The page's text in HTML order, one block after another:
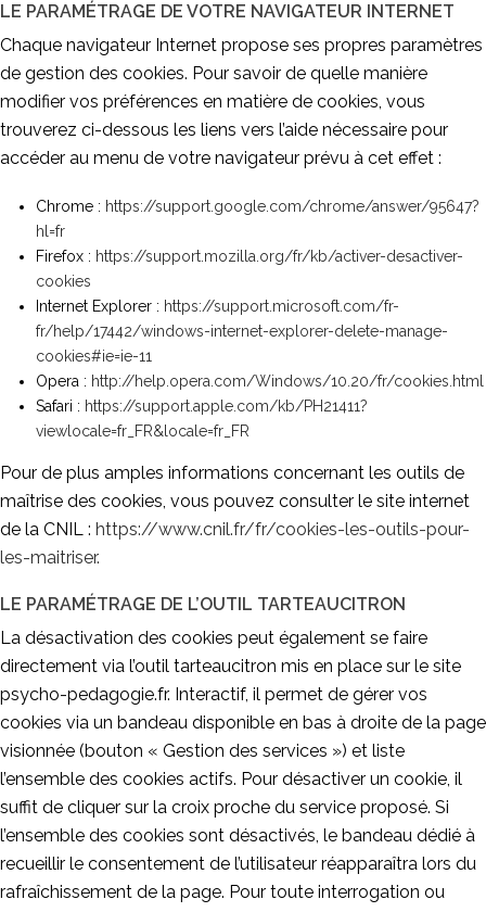
LE PARAMÉTRAGE DE VOTRE NAVIGATEUR INTERNET
Chaque navigateur Internet propose ses propres paramètres
de gestion des cookies. Pour savoir de quelle manière
modifier vos préférences en matière de cookies, vous
trouverez ci-dessous les liens vers l’aide nécessaire pour
accéder au menu de votre navigateur prévu à cet effet :
Chrome : https://support.google.com/chrome/answer/95647?
hl=fr
Firefox : https://support.mozilla.org/fr/kb/activer-desactiver-
cookies
Internet Explorer : https://support.microsoft.com/fr-
fr/help/17442/windows-internet-explorer-delete-manage-
cookies#ie=ie-11
Opera : http://help.opera.com/Windows/10.20/fr/cookies.html
Safari : https://support.apple.com/kb/PH21411?
viewlocale=fr_FR&locale=fr_FR
Pour de plus amples informations concernant les outils de
maîtrise des cookies, vous pouvez consulter le site internet
de la CNIL : https://www.cnil.fr/fr/cookies-les-outils-pour-
les-maitriser.
LE PARAMÉTRAGE DE L’OUTIL TARTEAUCITRON
La désactivation des cookies peut également se faire
directement via l’outil tarteaucitron mis en place sur le site
psycho-pedagogie.fr. Interactif, il permet de gérer vos
cookies via un bandeau disponible en bas à droite de la page
visionnée (bouton « Gestion des services ») et liste
l’ensemble des cookies actifs. Pour désactiver un cookie, il
suffit de cliquer sur la croix proche du service proposé. Si
l’ensemble des cookies sont désactivés, le bandeau dédié à
recueillir le consentement de l’utilisateur réapparaîtra lors du
rafraîchissement de la page. Pour toute interrogation ou